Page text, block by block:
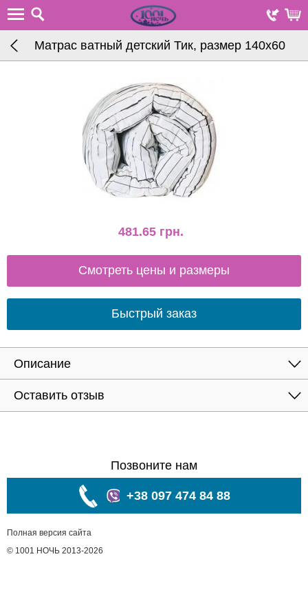
Матрас ватный детский Тик, размер 140х60
481.65 грн.
Смотреть цены и размеры
Быстрый заказ
Описание
Оставить отзыв
Позвоните нам
+38 097 474 84 88
Полная версия сайта
© 1001 НОЧЬ 2013-2026